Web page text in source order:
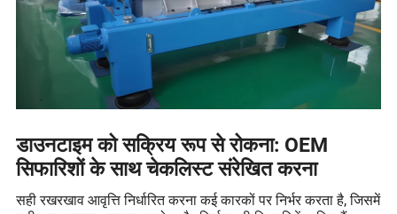
डाउनटाइम को सक्रिय रूप से रोकना: OEM
सिफारिशों के साथ चेकलिस्ट संरेखित करना
सही रखरखाव आवृत्ति निर्धारित करना कई कारकों पर निर्भर करता है, जिसमें